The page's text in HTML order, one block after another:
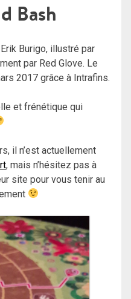
Bash
Erik Burigo, illustré par
par Red Glove. Le
2017 grâce à Intrafins.
et frénétique qui
il n’est actuellement
, mais n’hésitez pas à
site pour vous tenir au